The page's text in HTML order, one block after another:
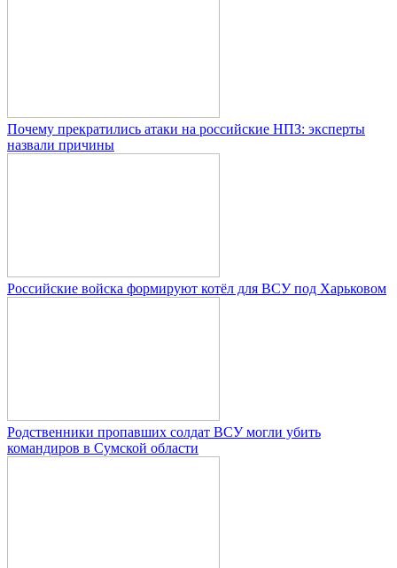
Почему прекратились атаки на российские НПЗ: эксперты
назвали причины
Российские войска формируют котёл для ВСУ под Харьковом
Родственники пропавших солдат ВСУ могли убить
командиров в Сумской области